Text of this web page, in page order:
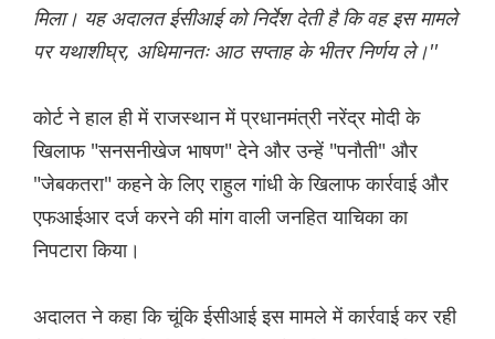
मिला। यह अदालत ईसीआई को निर्देश देती है कि वह इस मामले
पर यथाशीघ्र, अधिमानतः आठ सप्ताह के भीतर निर्णय ले।''
कोर्ट ने हाल ही में राजस्थान में प्रधानमंत्री नरेंद्र मोदी के
खिलाफ "सनसनीखेज भाषण" देने और उन्हें "पनौती" और
"जेबकतरा" कहने के लिए राहुल गांधी के खिलाफ कार्रवाई और
एफआईआर दर्ज करने की मांग वाली जनहित याचिका का
निपटारा किया।
अदालत ने कहा कि चूंकि ईसीआई इस मामले में कार्रवाई कर रही